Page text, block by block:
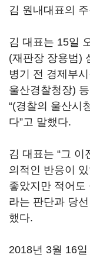
김 원내대표의
김 대표는 15일
(재판장 장용범)
병기 전 경제부
울산경찰청장)
“(경찰의 울산시
다”고 말했다.
김 대표는 “그
의적인 반응이
좋았지만 적어도
라는 판단과 당
했다.
2018년 3월 16